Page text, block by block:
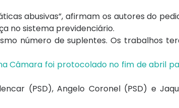
abusivas”, afirmam os autores do
no sistema previdenciário.
número de suplentes. Os trabalhos
Câmara foi protocolado no fim de abril
(PSD), Angelo Coronel (PSD) e